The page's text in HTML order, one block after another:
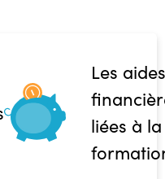
Les aides
liées à la